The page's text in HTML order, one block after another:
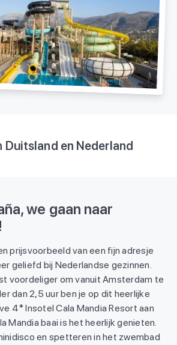
Duitsland en Nederland
we gaan naar
prijsvoorbeeld van een fijn adresje
geliefd bij Nederlandse gezinnen.
voordeliger om vanuit Amsterdam te
dan 2,5 uur ben je op dit heerlijke
4* Insotel Cala Mandia Resort aan
Mandia baai is het heerlijk genieten.
en spetteren in het zwembad